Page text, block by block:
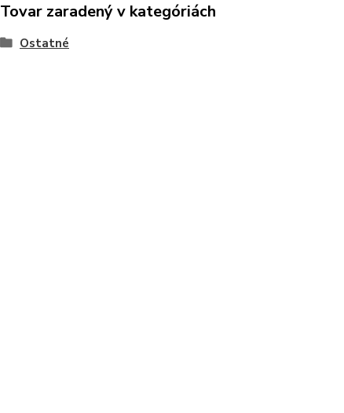
Tovar zaradený v kategóriách
Ostatné